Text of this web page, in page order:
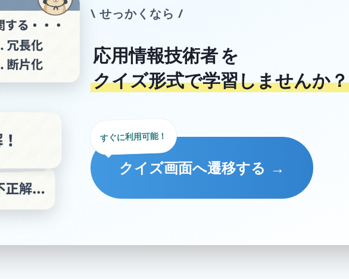
\ せっかくなら /
応用情報技術者を
クイズ形式で学習しませんか？
クイズ画面へ遷移する →
すぐに利用可能！